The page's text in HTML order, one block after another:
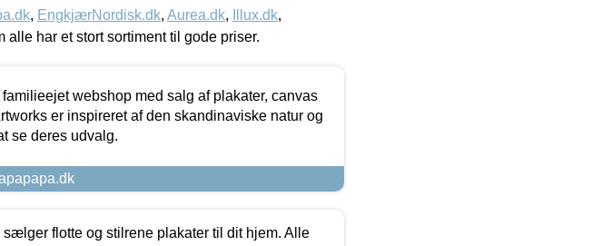
, EngkjærNordisk.dk, Aurea.dk, Illux.dk,
alle har et stort sortiment til gode priser.
webshop med salg af plakater, canvas
er inspireret af den skandinaviske natur og
se deres udvalg.
flotte og stilrene plakater til dit hjem. Alle